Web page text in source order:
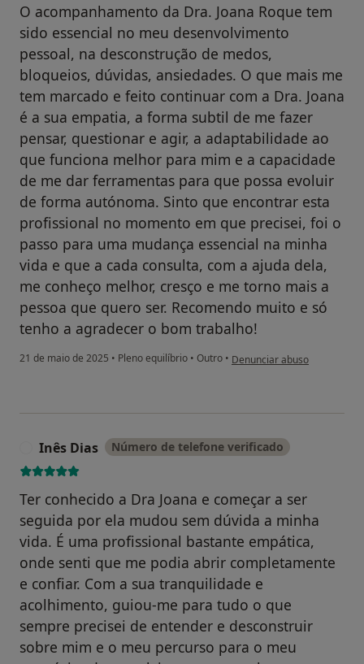
O acompanhamento da Dra. Joana Roque tem
sido essencial no meu desenvolvimento
pessoal, na desconstrução de medos,
bloqueios, dúvidas, ansiedades. O que mais me
tem marcado e feito continuar com a Dra. Joana
é a sua empatia, a forma subtil de me fazer
pensar, questionar e agir, a adaptabilidade ao
que funciona melhor para mim e a capacidade
de me dar ferramentas para que possa evoluir
de forma autónoma. Sinto que encontrar esta
profissional no momento em que precisei, foi o
passo para uma mudança essencial na minha
vida e que a cada consulta, com a ajuda dela,
me conheço melhor, cresço e me torno mais a
pessoa que quero ser. Recomendo muito e só
tenho a agradecer o bom trabalho!
21 de maio de 2025 • Pleno equilíbrio • Outro • na opinião do utilizador
Denunciar abuso
Inês Dias Número de telefone verificado
Ter conhecido a Dra Joana e começar a ser
seguida por ela mudou sem dúvida a minha
vida. É uma profissional bastante empática,
onde senti que me podia abrir completamente
e confiar. Com a sua tranquilidade e
acolhimento, guiou-me para tudo o que
sempre precisei de entender e desconstruir
sobre mim e o meu percurso para o meu